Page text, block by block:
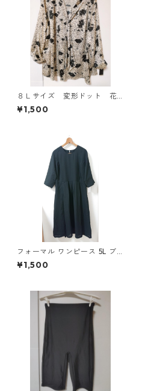
８Ｌサイズ 変形ドット 花
柄 ボウタイブラウス オフ
ホワイト KAE-4770
¥1,500
フォーマル ワンピース 5L ブ
ラック ◆KIY-1300◆
¥1,500